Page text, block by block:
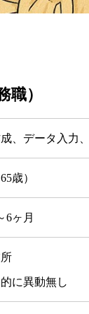
職）
、データ入力
歳）
6ヶ月
に異動無し